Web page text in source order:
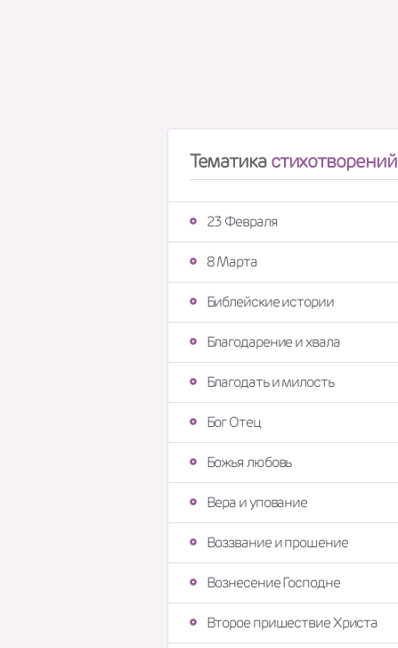
Тематикастихотворений
23 Февраля
8 Марта
Библейские истории
Благодарение и хвала
Благодать и милость
Бог Отец
Божья любовь
Вера и упование
Воззвание и прошение
Вознесение Господне
Второе пришествие Христа